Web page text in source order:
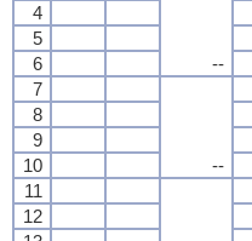
--
4
5
6
7
--
8
9
10
11
12
--
4
5
6
7
--
8
9
10
11
12
--
4
5
6
7
--
8
9
10
11
12
--
4
5
6
7
--
8
9
10
11
12